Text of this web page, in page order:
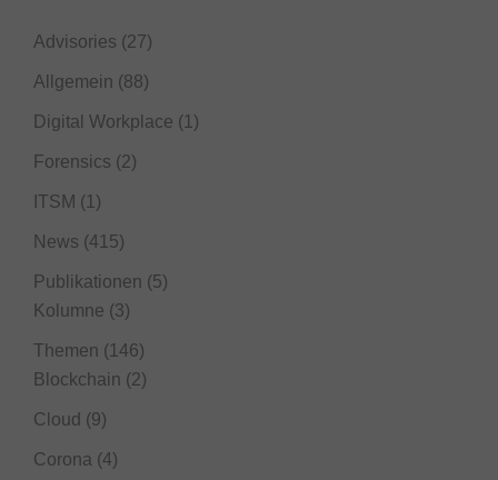
Advisories (27)
Allgemein (88)
Digital Workplace (1)
Forensics (2)
ITSM (1)
News (415)
Publikationen (5)
Kolumne (3)
Themen (146)
Blockchain (2)
Cloud (9)
Corona (4)